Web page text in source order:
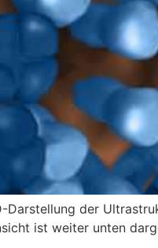
der
ist weiter unten